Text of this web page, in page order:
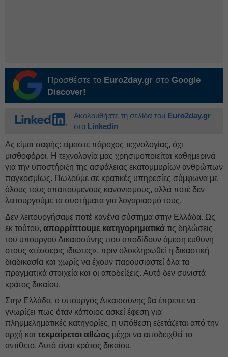
Προσθέστε το Euro2day.gr στο Google
Discover!
Ακολουθήστε τη σελίδα του Euro2day.gr
στο Linkedin
Ας είμαι σαφής: είμαστε πάροχος τεχνολογίας, όχι
μισθοφόροι. Η τεχνολογία μας χρησιμοποιείται καθημερινά
για την υποστήριξη της ασφάλειας εκατομμυρίων ανθρώπων
παγκοσμίως. Πωλούμε σε κρατικές υπηρεσίες σύμφωνα με
όλους τους απαιτούμενους κανονισμούς, αλλά ποτέ δεν
λειτουργούμε τα συστήματα για λογαριασμό τους.
Δεν λειτουργήσαμε ποτέ κανένα σύστημα στην Ελλάδα. Ως
εκ τούτου, απορρίπτουμε κατηγορηματικά τις δηλώσεις
του υπουργού Δικαιοσύνης που αποδίδουν άμεση ευθύνη
στους «τέσσερις ιδιώτες», πριν ολοκληρωθεί η δικαστική
διαδικασία και χωρίς να έχουν παρουσιαστεί όλα τα
πραγματικά στοιχεία και οι αποδείξεις. Αυτό δεν συνιστά
κράτος δικαίου.
Στην Ελλάδα, ο υπουργός Δικαιοσύνης θα έπρεπε να
γνωρίζει πως όταν κάποιος ασκεί έφεση για
πλημμεληματικές κατηγορίες, η υπόθεση εξετάζεται από την
αρχή και τεκμαίρεται αθώος μέχρι να αποδειχθεί το
αντίθετο. Αυτό είναι κράτος δικαίου.